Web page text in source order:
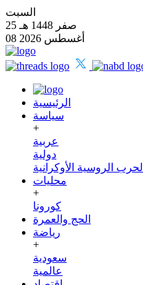
السبت
25 صفر 1448 هـ
08 أغسطس 2026
الرئيسية
سياسة
+
عربية
دولية
الحرب الروسية الأوكرانية
محليات
+
كورونا
الحج والعمرة
رياضة
+
سعودية
عالمية